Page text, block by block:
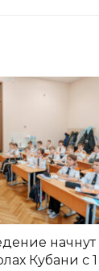
начнут
Кубани с 1